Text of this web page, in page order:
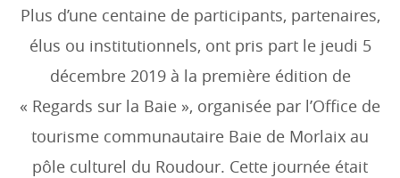
Plus d’une centaine de participants, partenaires,
élus ou institutionnels, ont pris part le jeudi 5
décembre 2019 à la première édition de
« Regards sur la Baie », organisée par l’Office de
tourisme communautaire Baie de Morlaix au
pôle culturel du Roudour. Cette journée était